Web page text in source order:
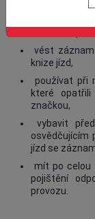
vést
knize jízd,
používat při
které opatřili
značkou,
vybavit
osvědčujícím
jízd se
mít po celou
pojištění
provozu.